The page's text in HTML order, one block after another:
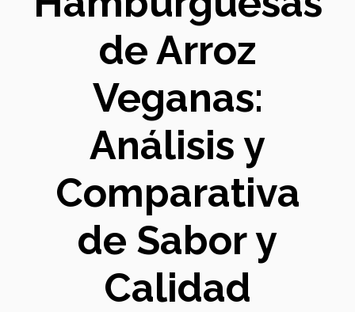
de Arroz
Veganas:
Análisis y
Comparativa
de Sabor y
Calidad